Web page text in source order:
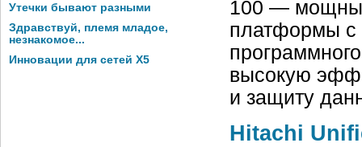
Утечки бывают разными
Здравствуй, племя младое,
незнакомое...
Инновации для сетей X5
100 —
платформы с
высокую
и защиту
Hitachi